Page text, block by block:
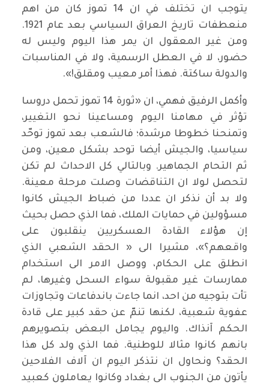
يتوجب ان تختلف في ان 14 تموز كان من اهم
منعطفات تاريخ العراق السياسي بعد عام 1921.
ومن غير المعقول ان يمر هذا اليوم وليس له
حضور، لا في العطل الرسمية، ولا في المناسبات
والدولة ساكتة. فهذا أمر معيب ومقلق!».
وأكمل الرفيق فهمي، ان «ثورة 14 تموز تحمل دروسا
تؤثر في مهامنا اليوم ومساعينا نحو التغيير،
وتمنحنا خطوطا مرشدة؛ فالشعب بعد تموز توحّد
سياسيا، والجيش أيضا توحد بشكل معين، ومن
ثم التحام الجماهير. وبالتالي كل الاحداث لم تكن
لتحصل لولا ان التناقضات وصلت مرحلة معينة.
ولا بد أن نذكر ان عددا من ضباط الجيش كانوا
مسؤولين في حمايات الملك، فما الذي حصل بحيث
إن هؤلاء القادة العسكريين ينقلبون على
واقعهم؟»، مشيرا الى « الحقد الشعبي الذي
انطلق على الحكام، ووصل الامر الى استخدام
ممارسات غير مقبولة سواء السحل وغيرها، لم
تأت بتوجيه من احد، انما جاءت باندفاعات وتجاوزات
عفوية شعبية، لكنها تنمّ عن حقد كبير على قادة
الحكم آنذاك. واليوم يجامل البعض بتصويرهم
بانهم كانوا مثالا للوطنية. فما الذي ولد كل هذا
الحقد؟ ونحاول ان نتذكر اليوم ان آلاف الفلاحين
يأتون من الجنوب الى بغداد وكانوا يعاملون كعبيد